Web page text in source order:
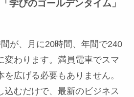
学びのゴールデンタイム」
が、月に20時間、年間で240
変わります。満員電車でスマ
広げる必要もありません。
込むだけで、最新のビジネス